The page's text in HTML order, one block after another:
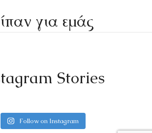
για εμάς
Stories
Follow on Instagram